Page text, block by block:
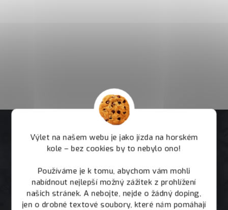
Výlet na našem webu je jako jízda na horském
kole – bez cookies by to nebylo ono!
Používáme je k tomu, abychom vám mohli
nabídnout nejlepší možný zážitek z prohlížení
našich stránek. A nebojte, nejde o žádný doping,
jen o drobné textové soubory, které nám pomáhají